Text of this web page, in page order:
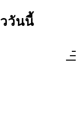
วันนี้